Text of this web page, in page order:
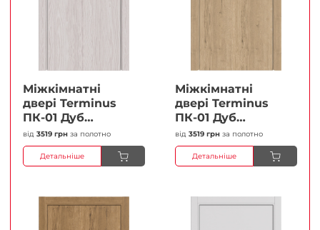
Міжкімнатні
двері Terminus
ПК-01 Дуб
перлиний Глухі
Плівка
від 3519 грн за полотно
Детальніше
Міжкімнатні
двері Terminus
ПК-01 Дуб
класичний Глухі
Плівка
від 3519 грн за полотно
Детальніше